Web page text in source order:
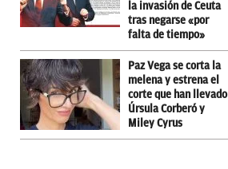
la invasión de Ceuta
tras negarse «por
falta de tiempo»
Paz Vega se corta la
melena y estrena el
corte que han llevado
Úrsula Corberó y
Miley Cyrus